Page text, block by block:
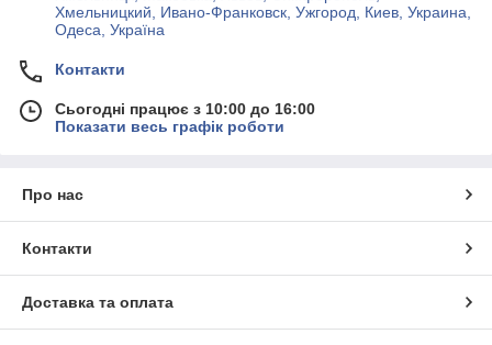
Хмельницкий, Ивано-Франковск, Ужгород, Киев, Украина,
Одеса, Україна
Контакти
Сьогодні працює з 10:00 до 16:00
Показати весь графік роботи
Про нас
Контакти
Доставка та оплата